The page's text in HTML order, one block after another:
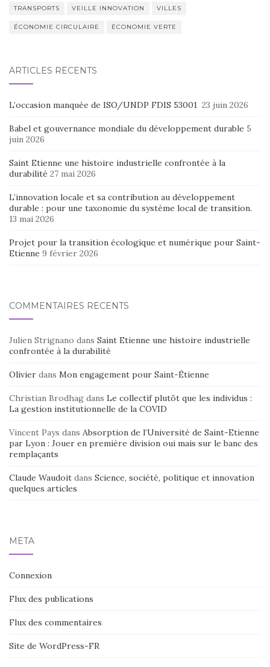
TRANSPORTS VEILLE INNOVATION VILLES
ÉCONOMIE CIRCULAIRE ÉCONOMIE VERTE
ARTICLES RÉCENTS
L’occasion manquée de ISO/UNDP FDIS 53001 23 juin 2026
Babel et gouvernance mondiale du développement durable 5
juin 2026
Saint Etienne une histoire industrielle confrontée à la
durabilité 27 mai 2026
L’innovation locale et sa contribution au développement
durable : pour une taxonomie du système local de transition.
13 mai 2026
Projet pour la transition écologique et numérique pour Saint-
Etienne 9 février 2026
COMMENTAIRES RÉCENTS
Julien Strignano dans Saint Etienne une histoire industrielle
confrontée à la durabilité
Olivier dans Mon engagement pour Saint-Étienne
Christian Brodhag dans Le collectif plutôt que les individus :
La gestion institutionnelle de la COVID
Vincent Pays dans Absorption de l’Université de Saint-Etienne
par Lyon : Jouer en première division oui mais sur le banc des
remplaçants
Claude Waudoit dans Science, société, politique et innovation
quelques articles
MÉTA
Connexion
Flux des publications
Flux des commentaires
Site de WordPress-FR